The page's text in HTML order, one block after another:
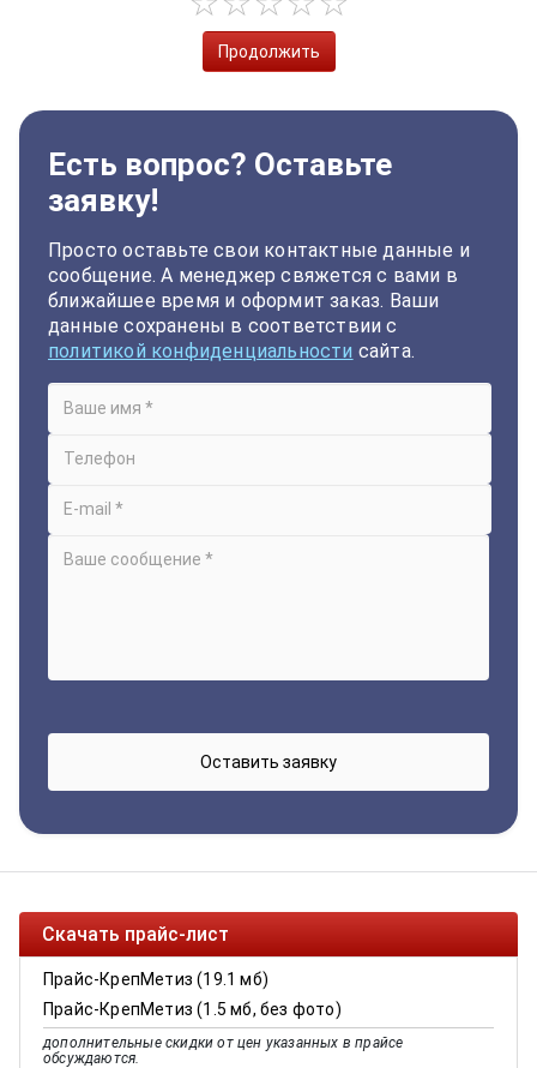
Продолжить
Есть вопрос? Оставьте
заявку!
Просто оставьте свои контактные данные и
сообщение. А менеджер свяжется с вами в
ближайшее время и оформит заказ. Ваши
данные сохранены в соответствии с
политикой конфиденциальности сайта.
Скачать прайс-лист
Прайс-КрепМетиз (19.1 мб)
Прайс-КрепМетиз (1.5 мб, без фото)
дополнительные скидки от цен указанных в прайсе
обсуждаются.